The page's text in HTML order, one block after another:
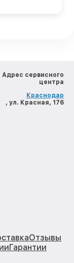
Адрес сервисного
центра
Краснодар
, ул. Красная, 176
Отзывы
Гарантии